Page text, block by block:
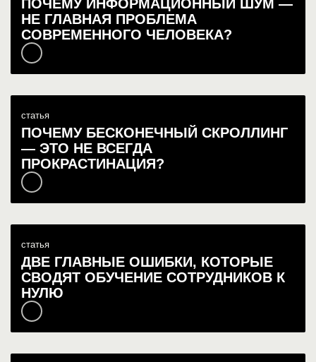
ПОЧЕМУ ИНФОРМАЦИОННЫЙ ШУМ —
НЕ ГЛАВНАЯ ПРОБЛЕМА
СОВРЕМЕННОГО ЧЕЛОВЕКА?
статья
ПОЧЕМУ БЕСКОНЕЧНЫЙ СКРОЛЛИНГ
— ЭТО НЕ ВСЕГДА
ПРОКРАСТИНАЦИЯ?
статья
ДВЕ ГЛАВНЫЕ ОШИБКИ, КОТОРЫЕ
СВОДЯТ ОБУЧЕНИЕ СОТРУДНИКОВ К
НУЛЮ